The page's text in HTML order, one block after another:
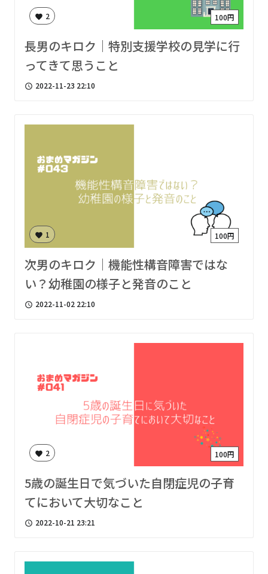
favorite 2 100円
長男のキロク｜特別支援学校の見学に行
ってきて思うこと
access_time 2022-11-23 22:10
favorite 1 100円
次男のキロク｜機能性構音障害ではな
い？幼稚園の様子と発音のこと
access_time 2022-11-02 22:10
favorite 2 100円
5歳の誕生日で気づいた自閉症児の子育
てにおいて大切なこと
access_time 2022-10-21 23:21